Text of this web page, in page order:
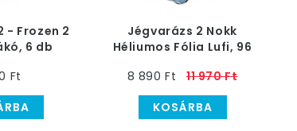
- Frozen 2
6 db
Ft
Jégvarázs 2 Nokk
Héliumos Fólia Lufi, 96
8 890 Ft
11 970 Ft
KOSÁRBA